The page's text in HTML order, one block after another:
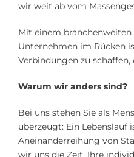
wir weit ab vom
Mit einem
Unternehmen im Rücken
Verbindungen zu
Warum wir anders sind?
Bei uns stehen Sie als
überzeugt: Ein Lebenslauf
Aneinanderreihung von
wir uns die Zeit, Ihre